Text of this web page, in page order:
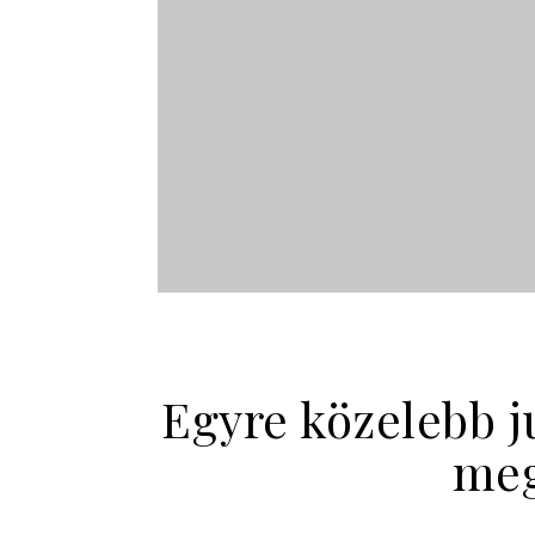
Egyre közelebb